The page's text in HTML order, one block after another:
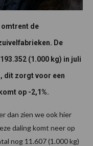
omtrent de
De
(1.000 kg) in juli
dit zorgt voor een
op -2,1%.
dan zien we ook hier
daling komt neer op
nog 11.607 (1.000 kg)